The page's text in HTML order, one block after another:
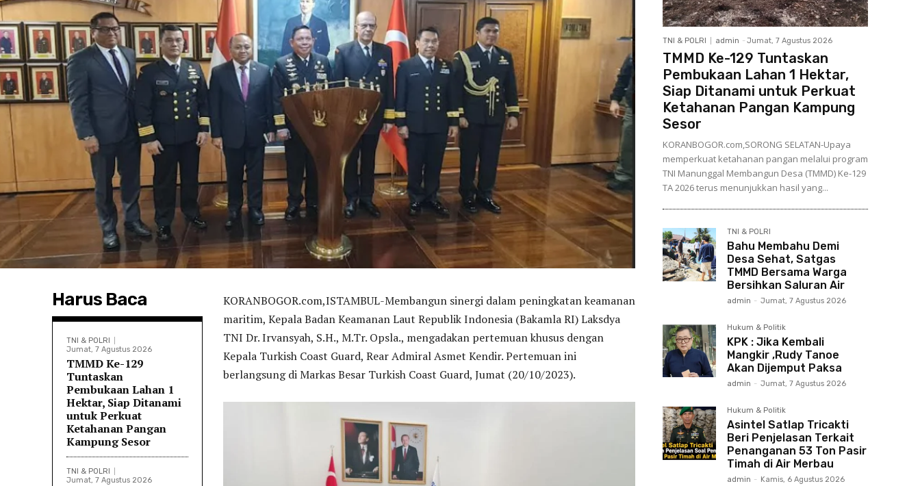
Harus Baca
TNI & POLRI
Jumat, 7 Agustus 2026
TMMD Ke-129
Tuntaskan
Pembukaan Lahan 1
Hektar, Siap Ditanami
untuk Perkuat
Ketahanan Pangan
Kampung Sesor
TNI & POLRI
Jumat, 7 Agustus 2026
KORANBOGOR.com,ISTAMBUL-Membangun sinergi dalam peningkatan keamanan
maritim, Kepala Badan Keamanan Laut Republik Indonesia (Bakamla RI) Laksdya
TNI Dr. Irvansyah, S.H., M.Tr. Opsla., mengadakan pertemuan khusus dengan
Kepala Turkish Coast Guard, Rear Admiral Asmet Kendir. Pertemuan ini
berlangsung di Markas Besar Turkish Coast Guard, Jumat (20/10/2023).
TNI & POLRI admin - Jumat, 7 Agustus 2026
TMMD Ke-129 Tuntaskan
Pembukaan Lahan 1 Hektar,
Siap Ditanami untuk Perkuat
Ketahanan Pangan Kampung
Sesor
KORANBOGOR.com,SORONG SELATAN-Upaya
memperkuat ketahanan pangan melalui program
TNI Manunggal Membangun Desa (TMMD) Ke-129
TA 2026 terus menunjukkan hasil yang...
TNI & POLRI
Bahu Membahu Demi
Desa Sehat, Satgas
TMMD Bersama Warga
Bersihkan Saluran Air
admin - Jumat, 7 Agustus 2026
Hukum & Politik
KPK : Jika Kembali
Mangkir ,Rudy Tanoe
Akan Dijemput Paksa
admin - Jumat, 7 Agustus 2026
Hukum & Politik
Asintel Satlap Tricakti
Beri Penjelasan Terkait
Penanganan 53 Ton Pasir
Timah di Air Merbau
admin - Kamis, 6 Agustus 2026